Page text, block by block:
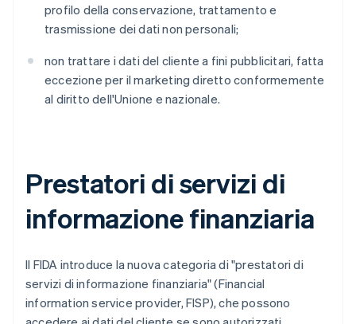
profilo della conservazione, trattamento e
trasmissione dei dati non personali;
non trattare i dati del cliente a fini pubblicitari, fatta
eccezione per il marketing diretto conformemente
al diritto dell'Unione e nazionale.
Prestatori di servizi di
informazione finanziaria
Il FIDA introduce la nuova categoria di "prestatori di
servizi di informazione finanziaria" (Financial
information service provider, FISP), che possono